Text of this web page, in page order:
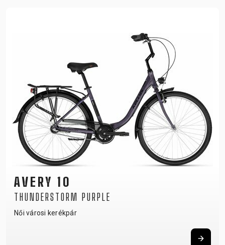
AVERY 10
THUNDERSTORM PURPLE
Női városi kerékpár